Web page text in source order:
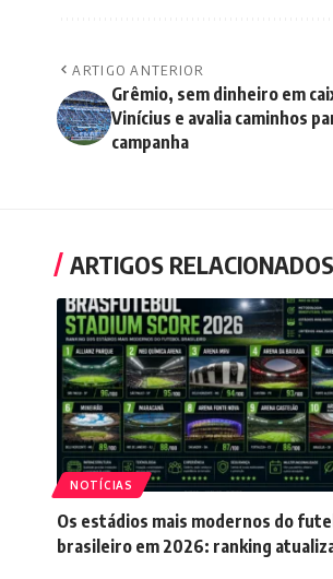
ARTIGO ANTERIOR
Grêmio, sem dinheiro em
Vinícius e avalia caminhos
campanha
ARTIGOS RELACIONADOS
NOTÍCIAS
Os estádios mais modernos do
brasileiro em 2026: ranking